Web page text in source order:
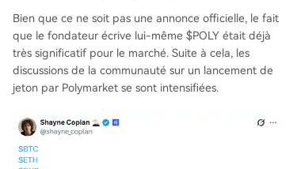
Bien que ce ne soit pas une annonce officielle, le fait
que le fondateur écrive lui-même $POLY était déjà
très significatif pour le marché. Suite à cela, les
discussions de la communauté sur un lancement de
jeton par Polymarket se sont intensifiées.